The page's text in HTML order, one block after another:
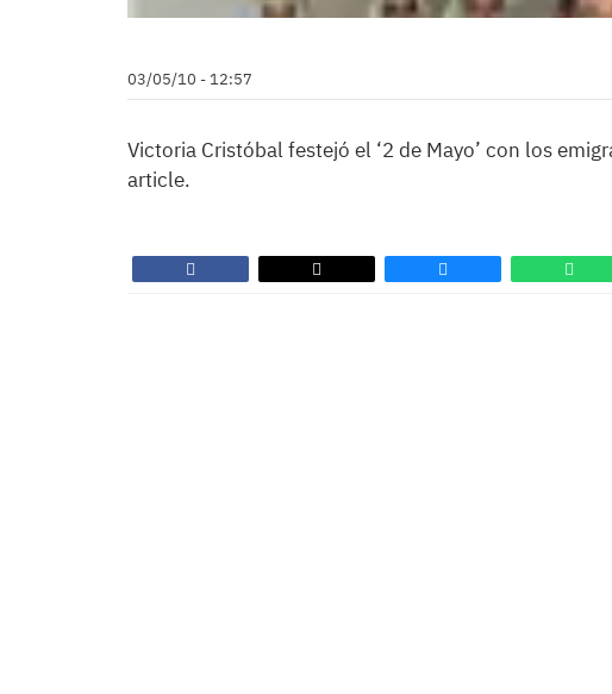
03/05/10 - 12:57
Victoria Cristóbal festejó el ‘2 de Mayo’ con los
article.